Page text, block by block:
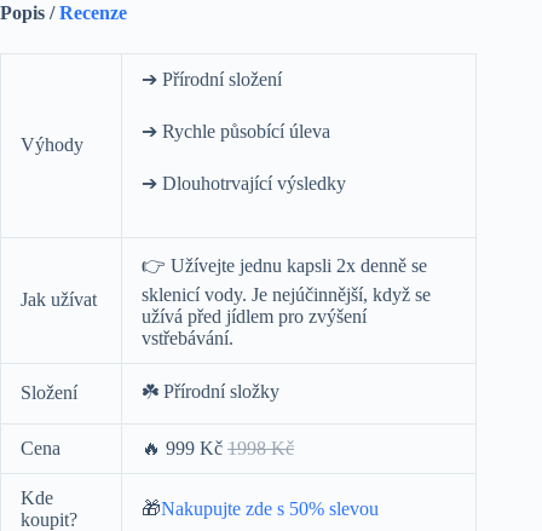
Popis /Recenze
Výhody
➔ Přírodní složení
➔ Rychle působící úleva
➔ Dlouhotrvající výsledky
Jak užívat
👉 Užívejte jednu kapsli 2x denně se
sklenicí vody. Je nejúčinnější, když se
užívá před jídlem pro zvýšení
vstřebávání.
Složení ☘️ Přírodní složky
Cena 🔥 999 Kč 1998 Kč
Kde
koupit?
🎁Nakupujte zde s 50% slevou